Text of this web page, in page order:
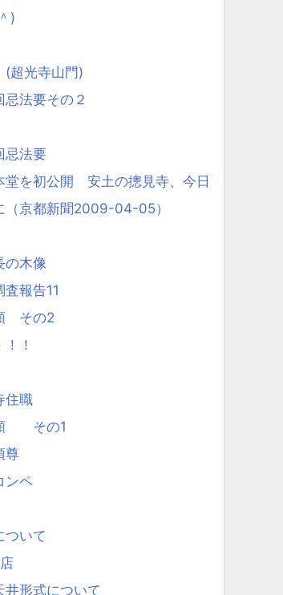
)
超光寺山門)
法要その２
忌法要
を初公開 安土の摠見寺、今日
（京都新聞2009-04-05）
の木像
報告11
その2
！
住職
その1
尊
ンペ
ついて
井形式について